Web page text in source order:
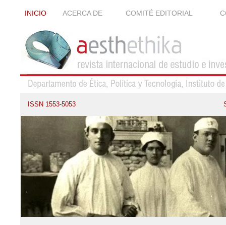
INICIO ACERCA DE COMITÉ EDITORIAL
ISSN 1553-5053